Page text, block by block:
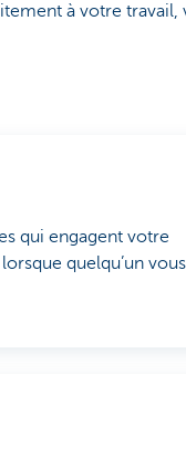
à votre travail,
qui engagent votre
quelqu’un vous